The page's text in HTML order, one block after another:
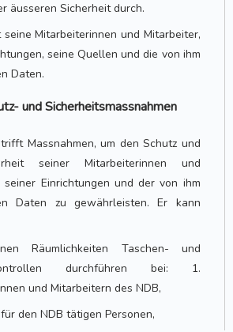
äusseren Sicherheit durch.
seine Mitarbeiterinnen und Mitarbeiter,
seine Quellen und die von ihm
Daten.
und Sicherheitsmassnahmen
Massnahmen, um den Schutz und
seiner Mitarbeiterinnen und
seiner Einrichtungen und der von ihm
Daten zu gewährleisten. Er kann
Räumlichkeiten Taschen- und
durchführen bei: 1.
und Mitarbeitern des NDB,
den NDB tätigen Personen,